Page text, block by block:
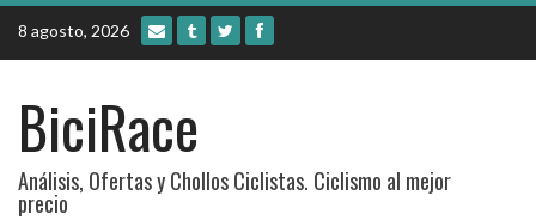
Skip
content
8 agosto, 2026
BiciRace
Análisis, Ofertas y Chollos Ciclistas. Ciclismo al mejor
precio